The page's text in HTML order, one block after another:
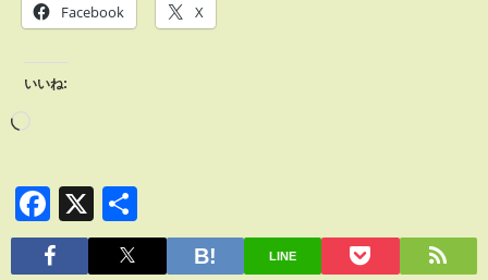
Facebook X
いいね:
Facebook
X
有
LINE